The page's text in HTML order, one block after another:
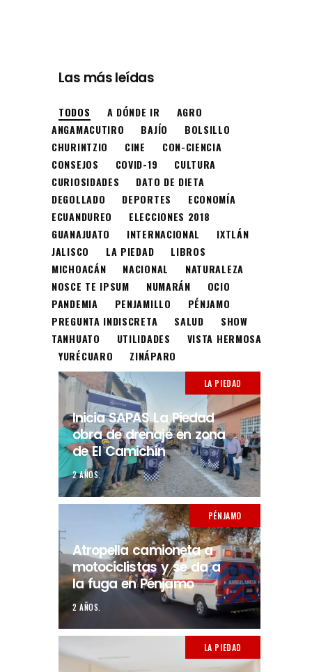
Las más leídas
TODOS A DÓNDE IR
AGRO
ANGAMACUTIRO
BAJÍO
BOLSILLO
CHURINTZIO
CINE
CON-CIENCIA
CONSEJOS
COVID-19
CULTURA
CURIOSIDADES
DATO DE DIETA
DEGOLLADO
DEPORTES
ECONOMÍA
ECUANDUREO
ELECCIONES 2018
GUANAJUATO
INTERNACIONAL
IXTLÁN
JALISCO
LA PIEDAD
LIBROS
MICHOACÁN
NACIONAL
NATURALEZA
NOSCE TE IPSUM
NUMARÁN
OCIO
PANDEMIA
PENJAMILLO
PÉNJAMO
PREGUNTA INDISCRETA
SALUD
SHOW
TANHUATO
UTILIDADES
VISTA HERMOSA
YURÉCUARO
ZINÁPARO
LA PIEDAD
Inicia SAPAS La Piedad
obra de drenaje en zona
de El Camichín
2 AÑOS.
PÉNJAMO
Atropella camioneta a
motociclistas y se da a
la fuga en Pénjamo
2 AÑOS.
LA PIEDAD